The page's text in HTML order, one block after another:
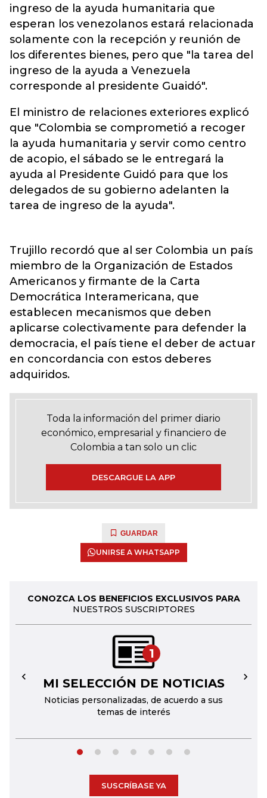
ingreso de la ayuda humanitaria que
esperan los venezolanos estará relacionada
solamente con la recepción y reunión de
los diferentes bienes, pero que "la tarea del
ingreso de la ayuda a Venezuela
corresponde al presidente Guaidó".
El ministro de relaciones exteriores explicó
que "Colombia se comprometió a recoger
la ayuda humanitaria y servir como centro
de acopio, el sábado se le entregará la
ayuda al Presidente Guidó para que los
delegados de su gobierno adelanten la
tarea de ingreso de la ayuda".
Trujillo recordó que al ser Colombia un país
miembro de la Organización de Estados
Americanos y firmante de la Carta
Democrática Interamericana, que
establecen mecanismos que deben
aplicarse colectivamente para defender la
democracia, el país tiene el deber de actuar
en concordancia con estos deberes
adquiridos.
Toda la información del primer diario
económico, empresarial y financiero de
Colombia a tan solo un clic
DESCARGUE LA APP
GUARDAR
UNIRSE A WHATSAPP
CONOZCA LOS BENEFICIOS EXCLUSIVOS PARA
NUESTROS SUSCRIPTORES
1
MI SELECCIÓN DE NOTICIAS
Noticias personalizadas, de acuerdo a sus
temas de interés
← →
SUSCRÍBASE YA